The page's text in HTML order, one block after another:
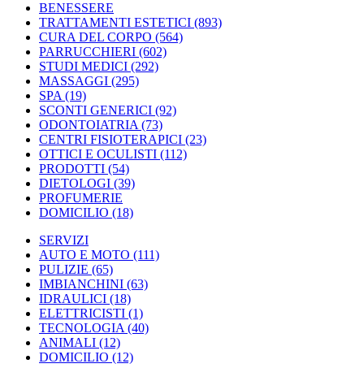
BENESSERE
TRATTAMENTI ESTETICI (893)
CURA DEL CORPO (564)
PARRUCCHIERI (602)
STUDI MEDICI (292)
MASSAGGI (295)
SPA (19)
SCONTI GENERICI (92)
ODONTOIATRIA (73)
CENTRI FISIOTERAPICI (23)
OTTICI E OCULISTI (112)
PRODOTTI (54)
DIETOLOGI (39)
PROFUMERIE
DOMICILIO (18)
SERVIZI
AUTO E MOTO (111)
PULIZIE (65)
IMBIANCHINI (63)
IDRAULICI (18)
ELETTRICISTI (1)
TECNOLOGIA (40)
ANIMALI (12)
DOMICILIO (12)